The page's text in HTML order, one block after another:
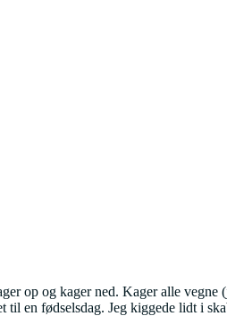
op og kager ned. Kager alle vegne
en fødselsdag. Jeg kiggede lidt i